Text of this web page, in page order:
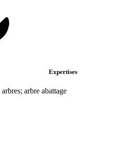
Expertises
arbre abattage